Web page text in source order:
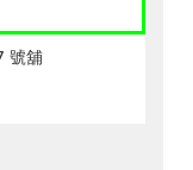
號舖